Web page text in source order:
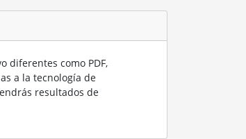
diferentes como PDF,
a la tecnología de
resultados de